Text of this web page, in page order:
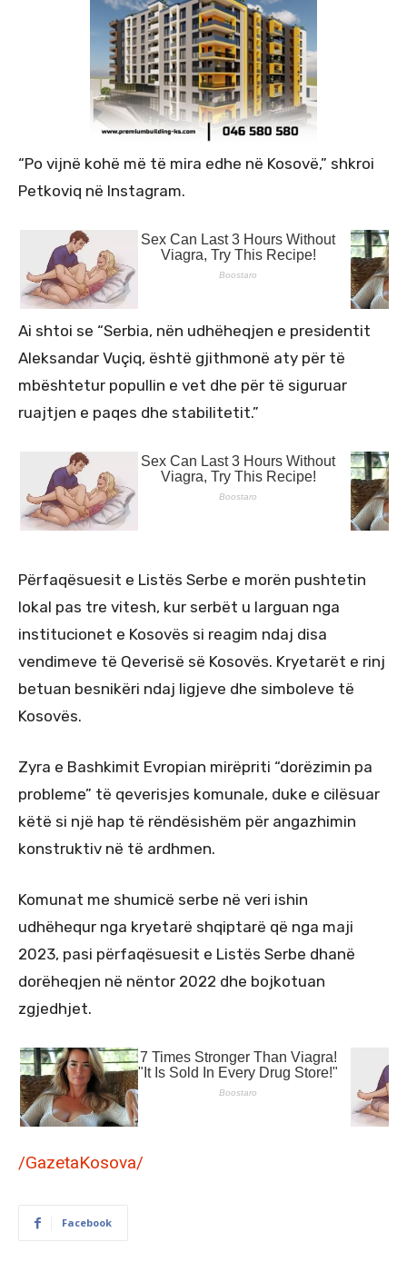
“Po vijnë kohë më të mira edhe në Kosovë,” shkroi
Petkoviq në Instagram.
Ai shtoi se “Serbia, nën udhëheqjen e presidentit
Aleksandar Vuçiq, është gjithmonë aty për të
mbështetur popullin e vet dhe për të siguruar
ruajtjen e paqes dhe stabilitetit.”
Përfaqësuesit e Listës Serbe e morën pushtetin
lokal pas tre vitesh, kur serbët u larguan nga
institucionet e Kosovës si reagim ndaj disa
vendimeve të Qeverisë së Kosovës. Kryetarët e rinj
betuan besnikëri ndaj ligjeve dhe simboleve të
Kosovës.
Zyra e Bashkimit Evropian mirëpriti “dorëzimin pa
probleme” të qeverisjes komunale, duke e cilësuar
këtë si një hap të rëndësishëm për angazhimin
konstruktiv në të ardhmen.
Komunat me shumicë serbe në veri ishin
udhëhequr nga kryetarë shqiptarë që nga maji
2023, pasi përfaqësuesit e Listës Serbe dhanë
dorëheqjen në nëntor 2022 dhe bojkotuan
zgjedhjet.
/GazetaKosova/
Facebook